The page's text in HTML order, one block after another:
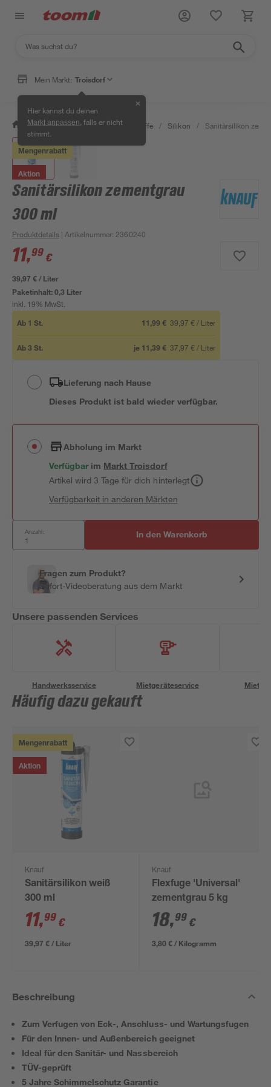
Mein Markt: Troisdorf
Hier kannst du deinen
Markt anpassen , falls er nicht
stimmt.
✕
/ Bauen & Renovieren / Dichtstoffe / Silikon / Sanitärsilikon
Mengenrabatt
Aktion
Sanitärsilikon zementgrau
300 ml
Produktdetails | Artikelnummer: 2360240
11,99 €
39,97 € / Liter
Paketinhalt:0,3 Liter
inkl. 19% MwSt.
Ab 1 St. 11,99 € 39,97 € / Liter
Ab3 St. je 11,39 € 37,97 € / Liter
Lieferung nach Hause
Dieses Produkt ist bald wieder verfügbar.
Abholung im Markt
Verfügbar im MarktTroisdorf
Artikel wird 3 Tage für dich hinterlegt
Verfügbarkeit in anderen Märkten
Anzahl: In den Warenkorb
Fragen zum Produkt?
Sofort-Videoberatung aus dem Markt
Unsere passenden Services
Handwerksservice Mietgeräteservice
Häufig dazu gekauft
Mengenrabatt
Aktion
Knauf
Sanitärsilikon weiß
300 ml
11,99 €
39,97 € / Liter
Knauf
Flexfuge 'Universal'
zementgrau 5 kg
18,99 €
3,80 € / Kilogramm
Beschreibung
Zum Verfugen von Eck-, Anschluss- und Wartungsfugen
Für den Innen- und Außenbereich geeignet
Ideal für den Sanitär- und Nassbereich
TÜV-geprüft
5 Jahre Schimmelschutz Garantie